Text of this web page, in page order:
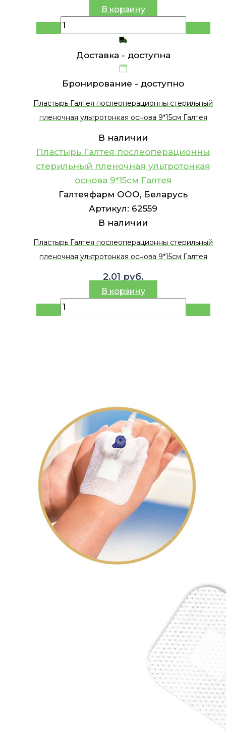
В корзину
Доставка - доступна
Бронирование - доступно
Пластырь Галтея послеоперационны стерильный
пленочная ультротонкая основа 9*15см Галтея
В наличии
Пластырь Галтея послеоперационны
стерильный пленочная ультротонкая
основа 9*15см Галтея
Галтеяфарм ООО, Беларусь
Артикул: 62559
В наличии
Пластырь Галтея послеоперационны стерильный
пленочная ультротонкая основа 9*15см Галтея
2.01 руб.
В корзину